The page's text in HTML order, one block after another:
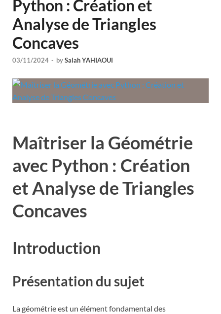
Python : Création et
Analyse de Triangles
Concaves
03/11/2024 - bySalah YAHIAOUI
Maîtriser la Géométrie
avec Python : Création
et Analyse de Triangles
Concaves
Introduction
Présentation du sujet
La géométrie est un élément fondamental des